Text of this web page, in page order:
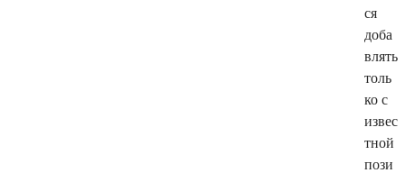
ся
доба
влять
толь
ко с
извес
тной
пози